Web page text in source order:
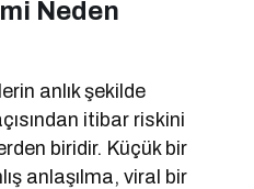
Neden
anlık şekilde
itibar riskini
biridir. Küçük bir
anlaşılma, viral bir